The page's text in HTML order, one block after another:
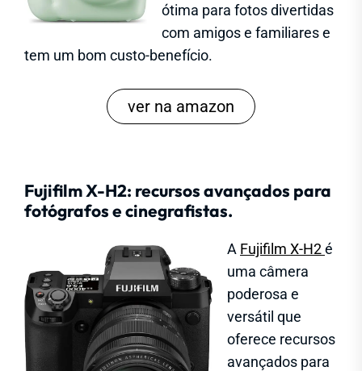
ótima para fotos divertidas
com amigos e familiares e
tem um bom custo-benefício.
ver na amazon
Fujifilm X-H2: recursos avançados para
fotógrafos e cinegrafistas.
A Fujifilm X-H2é
uma câmera
poderosa e
versátil que
oferece recursos
avançados para